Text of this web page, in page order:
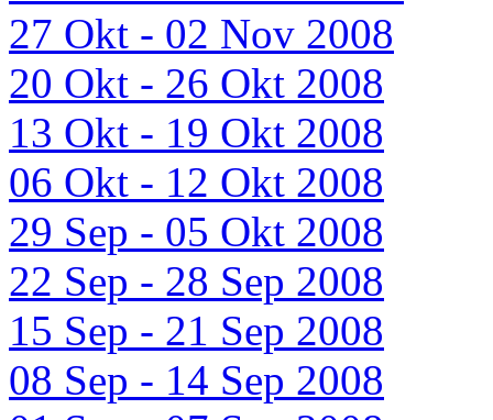
27 Okt - 02 Nov 2008
20 Okt - 26 Okt 2008
13 Okt - 19 Okt 2008
06 Okt - 12 Okt 2008
29 Sep - 05 Okt 2008
22 Sep - 28 Sep 2008
15 Sep - 21 Sep 2008
08 Sep - 14 Sep 2008